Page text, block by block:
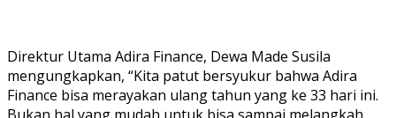
Direktur Utama Adira Finance, Dewa Made Susila
mengungkapkan, “Kita patut bersyukur bahwa Adira
Finance bisa merayakan ulang tahun yang ke 33 hari ini.